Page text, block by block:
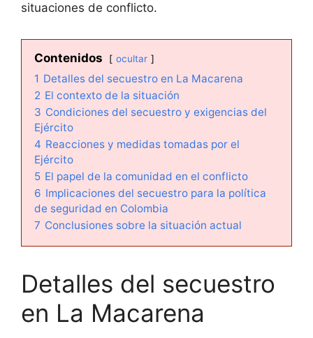
situaciones de conflicto.
Contenidos ocultar
1 Detalles del secuestro en La Macarena
2 El contexto de la situación
3 Condiciones del secuestro y exigencias del
Ejército
4 Reacciones y medidas tomadas por el
Ejército
5 El papel de la comunidad en el conflicto
6 Implicaciones del secuestro para la política
de seguridad en Colombia
7 Conclusiones sobre la situación actual
Detalles del secuestro
en La Macarena